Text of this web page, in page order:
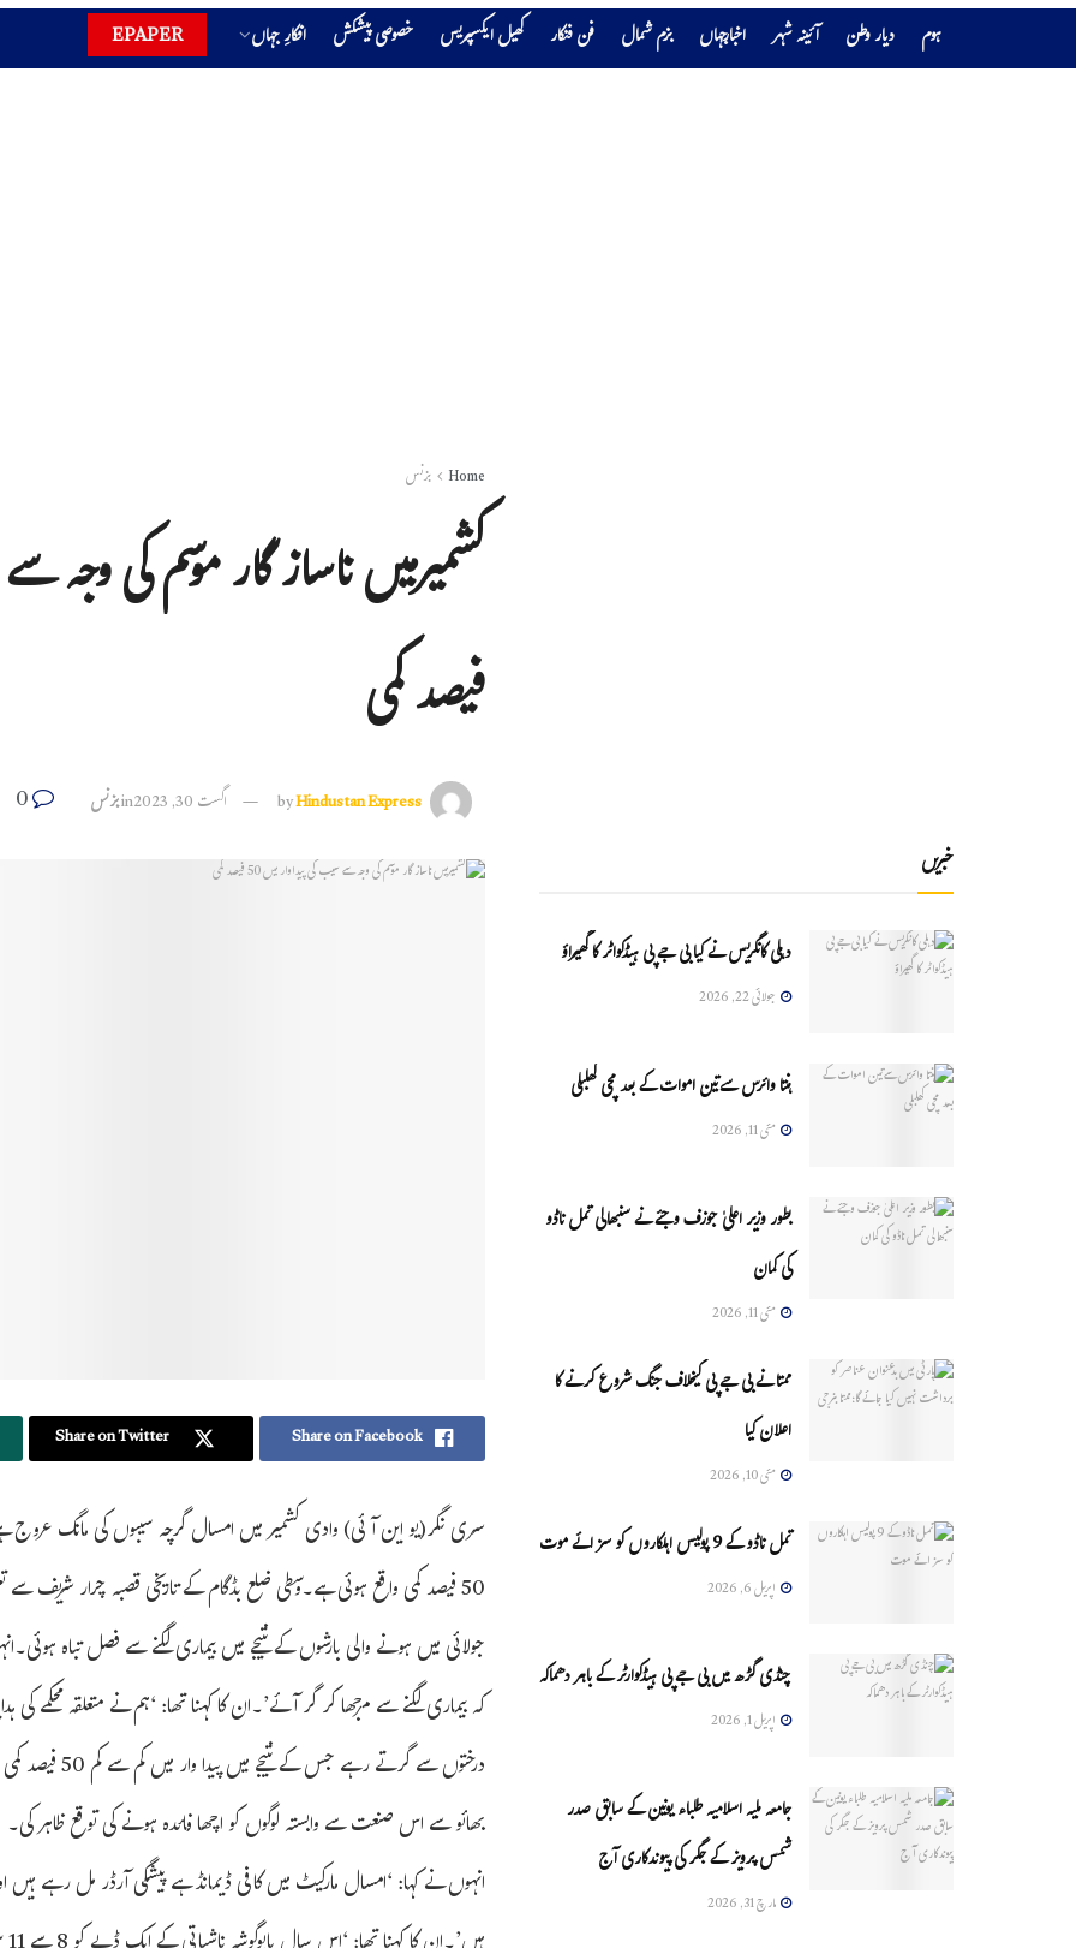
ہوم دیار وطن آئینہ شہر اخبارجہاں بزم شمال فن فنکار کھیل ایکسپریس خصوصی پیشکش افکارِ جہاں EPAPER
Home بزنس
فیصد کمی
byHindustan Express اگست 30, 2023 inبزنس
Share on Facebook
Share on Twitter
سری نگر(یو این آئی) وادی کشمیر میں امسال گرچہ سیبوں کی مانگ عروج ہے
50 فیصد کمی واقع ہوئی ہے۔وسطی ضلع بڈگام کے تاریخی قصبہ چرار شریف
جولائی میں ہونے والی بارشوں کے نتیجے میں بیماری لگنے سے فصل تباہ
کہ بیماری لگنے سے مرجھا کر گر آئے’۔ان کا کہنا تھا: ‘ہم نے متعلقہ
درختوں سے
بھائو سے اس صنعت سے وابستہ لوگوں کو اچھا فائدہ ہونے کی توقع ظاہر کی۔
انہوں نے کہا: ‘امسال مارکیٹ میں کافی ڈیمانڈ ہے پیشگی آرڈر مل رہے
خبریں
دہلی کانگریس نے کیا بی جے پی ہیڈکواٹر کا گھیراؤ
جولائی 22, 2026
ہنتا وائرس سےتین اموات کے بعد مچی کھلبلی
مئی 11, 2026
بطور وزیر اعلیٰ جوزف وجئے نے سنبھالی تمل ناڈو
کی کمان
مئی 11, 2026
ممتا نے بی جے پی کیخلاف جنگ شروع کرنے کا
اعلان کیا
مئی 10, 2026
تمل ناڈو کے 9 پولیس اہلکاروں کو سزائے موت
اپریل 6, 2026
چنڈی گڑھ میں بی جے پی ہیڈکوارٹر کے باہر دھماکہ
اپریل 1, 2026
جامعہ ملیہ اسلامیہ طلباء یونین کے سابق صدر
شمس پرویز کے جگر کی پیوندکاری آج
مارچ 31, 2026